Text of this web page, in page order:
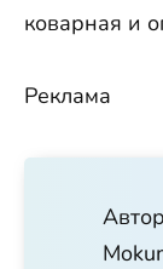
коварная и
Реклама